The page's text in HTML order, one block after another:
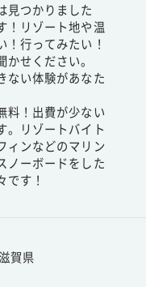
見つかりました
！リゾート地や温
行ってみたい！
せください。
ない体験があなた
料！出費が少ない
。リゾートバイト
ィンなどのマリン
ノーボードをした
です！
賀県